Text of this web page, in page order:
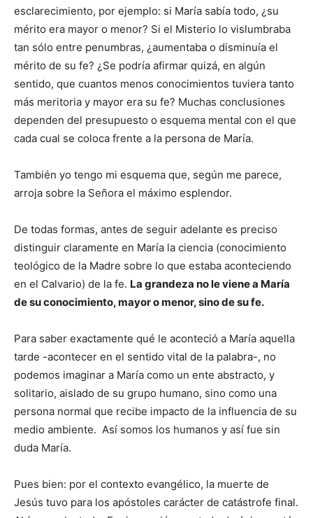
esclarecimiento, por ejemplo: si María sabía todo, ¿su
mérito era mayor o menor? Si el Misterio lo vislumbraba
tan sólo entre penumbras, ¿aumentaba o disminuía el
mérito de su fe? ¿Se podría afirmar quizá, en algún
sentido, que cuantos menos conocimientos tuviera tanto
más meritoria y mayor era su fe? Muchas conclusiones
dependen del presupuesto o esquema mental con el que
cada cual se coloca frente a la persona de María.
También yo tengo mi esquema que, según me parece,
arroja sobre la Señora el máximo esplendor.
De todas formas, antes de seguir adelante es preciso
distinguir claramente en María la ciencia (conocimiento
teológico de la Madre sobre lo que estaba aconteciendo
en el Calvario) de la fe. La grandeza no le viene a María
de su conocimiento, mayor o menor, sino de su fe.
Para saber exactamente qué le aconteció a María aquella
tarde -acontecer en el sentido vital de la palabra-, no
podemos imaginar a María como un ente abstracto, y
solitario, aislado de su grupo humano, sino como una
persona normal que recibe impacto de la influencia de su
medio ambiente. Así somos los humanos y así fue sin
duda María.
Pues bien: por el contexto evangélico, la muerte de
Jesús tuvo para los apóstoles carácter de catástrofe final.